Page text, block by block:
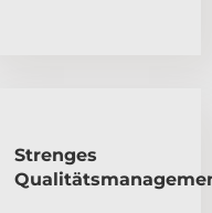
Strenges